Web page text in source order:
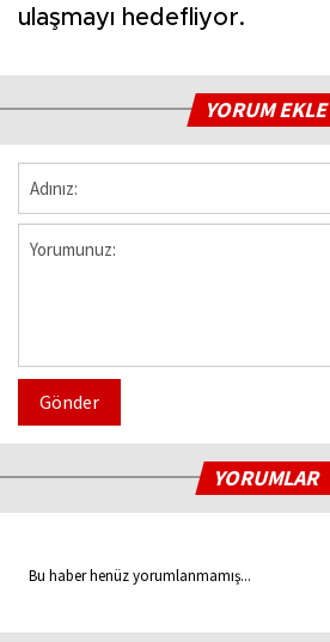
ulaşmayı hedefliyor.
YORUM EKLE
Gönder
YORUMLAR
Bu haber henüz yorumlanmamış...